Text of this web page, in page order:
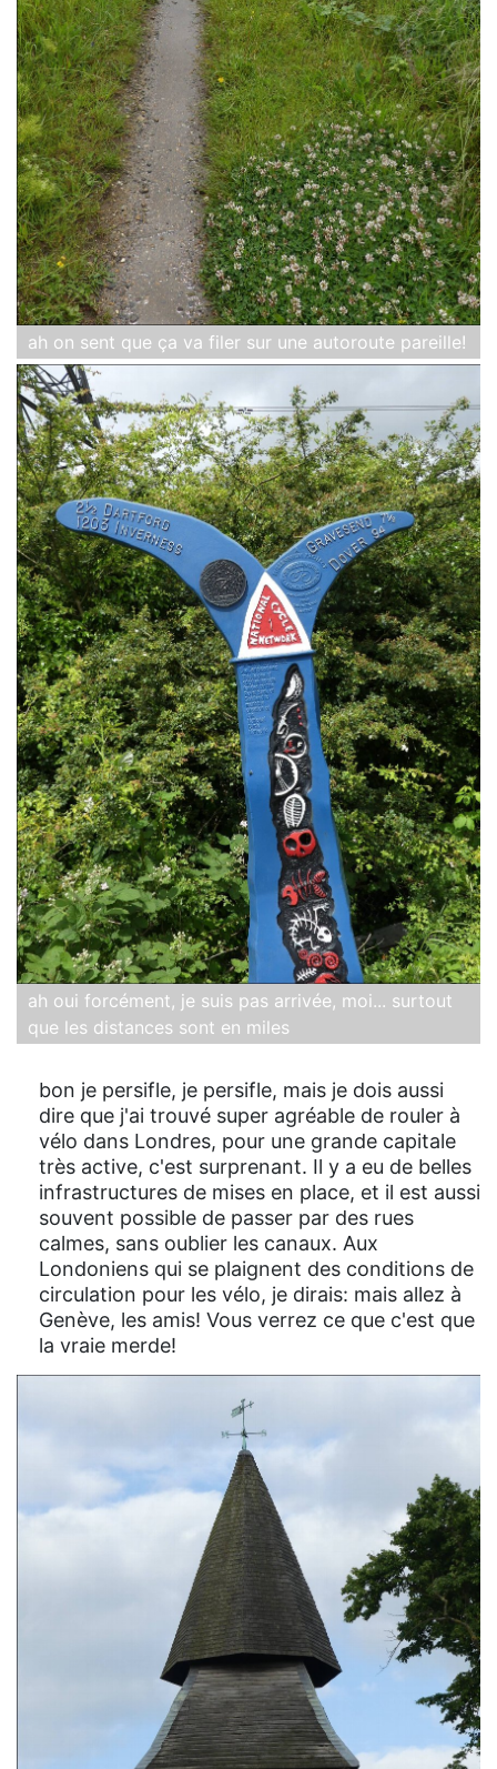
ah on sent que ça va filer sur une autoroute pareille!
ah oui forcément, je suis pas arrivée, moi... surtout
que les distances sont en miles
bon je persifle, je persifle, mais je dois aussi
dire que j'ai trouvé super agréable de rouler à
vélo dans Londres, pour une grande capitale
très active, c'est surprenant. Il y a eu de belles
infrastructures de mises en place, et il est aussi
souvent possible de passer par des rues
calmes, sans oublier les canaux. Aux
Londoniens qui se plaignent des conditions de
circulation pour les vélo, je dirais: mais allez à
Genève, les amis! Vous verrez ce que c'est que
la vraie merde!